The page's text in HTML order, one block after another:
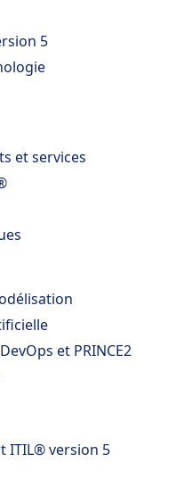
5
et services
et PRINCE2
ITIL® version 5